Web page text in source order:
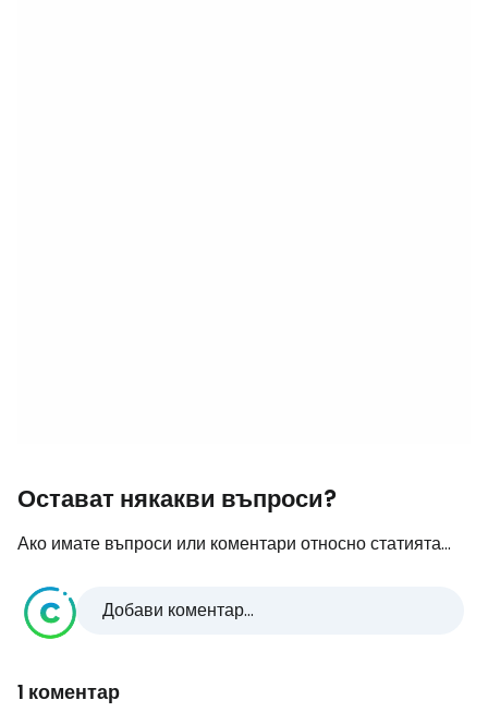
Остават някакви въпроси?
Ако имате въпроси или коментари относно статията...
Добави коментар...
1 коментар